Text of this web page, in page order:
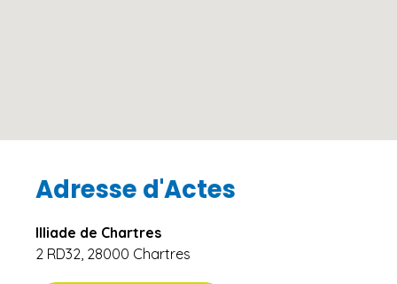
Adresse d'Actes
Illiade de Chartres
2 RD32, 28000 Chartres